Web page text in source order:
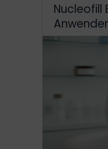
Nucleofill
Anwender